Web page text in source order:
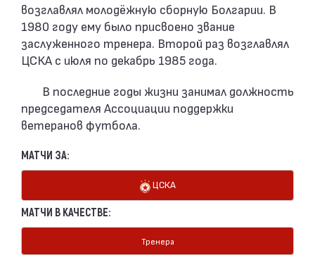
возглавлял молодёжную сборную Болгарии. В
1980 году ему было присвоено звание
заслуженного тренера. Второй раз возглавлял
ЦСКА с июля по декабрь 1985 года.
В последние годы жизни занимал должность
председателя Ассоциации поддержки
ветеранов футбола.
МАТЧИ ЗА:
ЦСКА
МАТЧИ В КАЧЕСТВЕ:
Тренера